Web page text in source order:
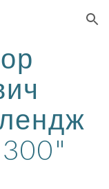
Skip to navigation